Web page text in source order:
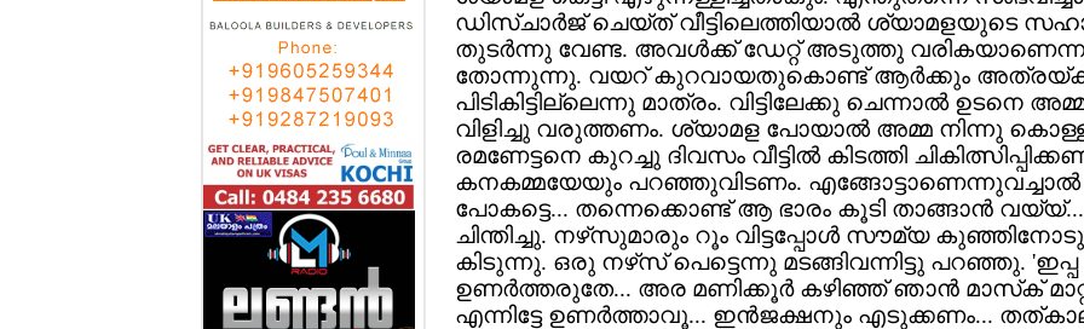
ഡിസ്ചാര്‍ജ് ചെയ്ത് വീട്ടിലെത്തിയാല്‍ ശ്യാമളയുടെ
തുടര്‍ന്നു വേണ്ട. അവള്‍ക്ക് ഡേറ്റ് അടുത്തു
തോന്നുന്നു. വയറ് കുറവായതുകൊണ്ട് ആര്‍ക്കും
പിടികിട്ടില്ലെന്നു മാത്രം. വിട്ടിലേക്കു ചെന്നാല്‍ ഉടനെ
വിളിച്ചു വരുത്തണം. ശ്യാമള പോയാല്‍ അമ്മ നിന്നു
രമണേട്ടനെ കുറച്ചു ദിവസം വീട്ടില്‍ കിടത്തി
കനകമ്മയേയും പറഞ്ഞുവിടണം. എങ്ങോട്ടാണെന്നുവച്ചാല്‍
പോകട്ടെ... തന്നെക്കൊണ്ട് ആ ഭാരം കൂടി താങ്ങാന്‍
ചിന്തിച്ചു. നഴ്‌സുമാരും റൂം വിട്ടപ്പോള്‍ സൗമ്യ
കിടുന്നു. ഒരു നഴ്‌സ് പെട്ടെന്നു മടങ്ങിവന്നിട്ടു പറഞ്ഞു. 'ഇപ്പ
ഉണര്‍ത്തരുതേ... അര മണിക്കൂര്‍ കഴിഞ്ഞ് ഞാന്‍ മാസ്‌ക്
എന്നിട്ടേ ഉണര്‍ത്താവൂ... ഇന്‍ജക്ഷനും എടുക്കണം... തത്കാലം